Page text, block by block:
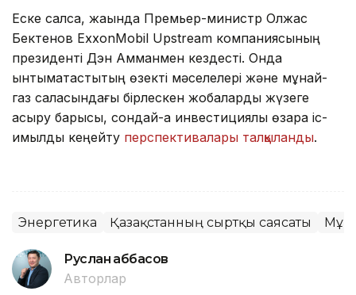
Еске салсақ, жақында Премьер-министр Олжас
Бектенов ExxonMobil Upstream компаниясының
президенті Дэн Амманмен кездесті. Онда
ынтымақтастықтың өзекті мәселелері және мұнай-
газ саласындағы бірлескен жобаларды жүзеге
асыру барысы, сондай-ақ инвестициялық өзара іс-
қимылды кеңейту перспективалары талқыланды.
Энергетика Қазақстанның сыртқы саясаты
Руслан Ғаббасов
Авторлар